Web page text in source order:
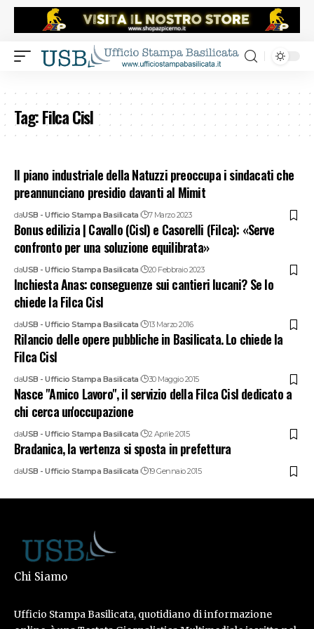
Tag:Filca Cisl
Il piano industriale della Natuzzi preoccupa i sindacati che
preannunciano presidio davanti al Mimit
daUSB - Ufficio Stampa Basilicata 7 Marzo 2023
Bonus edilizia | Cavallo (Cisl) e Casorelli (Filca): «Serve
confronto per una soluzione equilibrata»
daUSB - Ufficio Stampa Basilicata 20 Febbraio 2023
Inchiesta Anas: conseguenze sui cantieri lucani? Se lo
chiede la Filca Cisl
daUSB - Ufficio Stampa Basilicata 13 Marzo 2016
Rilancio delle opere pubbliche in Basilicata. Lo chiede la
Filca Cisl
daUSB - Ufficio Stampa Basilicata 30 Maggio 2015
Nasce "Amico Lavoro", il servizio della Filca Cisl dedicato a
chi cerca un'occupazione
daUSB - Ufficio Stampa Basilicata 2 Aprile 2015
Bradanica, la vertenza si sposta in prefettura
daUSB - Ufficio Stampa Basilicata 19 Gennaio 2015
Chi Siamo
Ufficio Stampa Basilicata, quotidiano di informazione